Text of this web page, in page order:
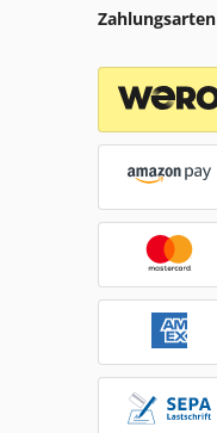
Zahlungsarten